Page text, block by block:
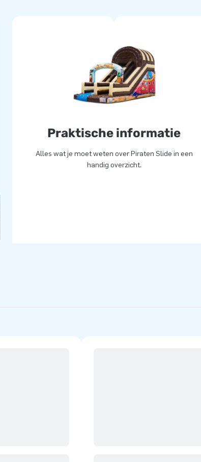
te springen. Vaak
medewerkers leveren unieke
onze professionelePraktische informatie
Alles wat je moet weten over Piraten Slide in een
handig overzicht.